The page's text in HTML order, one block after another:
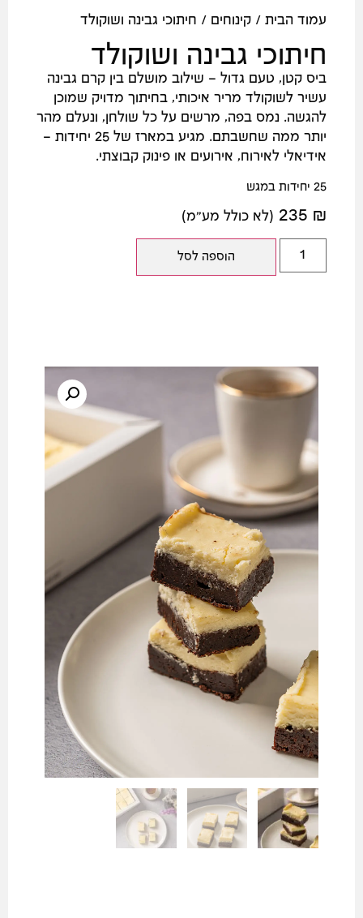
עמוד הבית / קינוחים / חיתוכי גבינה ושוקולד
חיתוכי גבינה ושוקולד
ביס קטן, טעם גדול – שילוב מושלם בין קרם גבינה
עשיר לשוקולד מריר איכותי, בחיתוך מדויק שמוכן
להגשה. נמס בפה, מרשים על כל שולחן, ונעלם מהר
יותר ממה שחשבתם. מגיע במארז של 25 יחידות –
אידיאלי לאירוח, אירועים או פינוק קבוצתי.
25 יחידות במגש
235 ₪ (לא כולל מע"מ)
הוספה לסל